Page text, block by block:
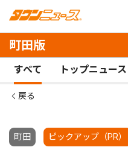
町田版
すべて トップニュース
戻る
町田 ピックアップ（PR）